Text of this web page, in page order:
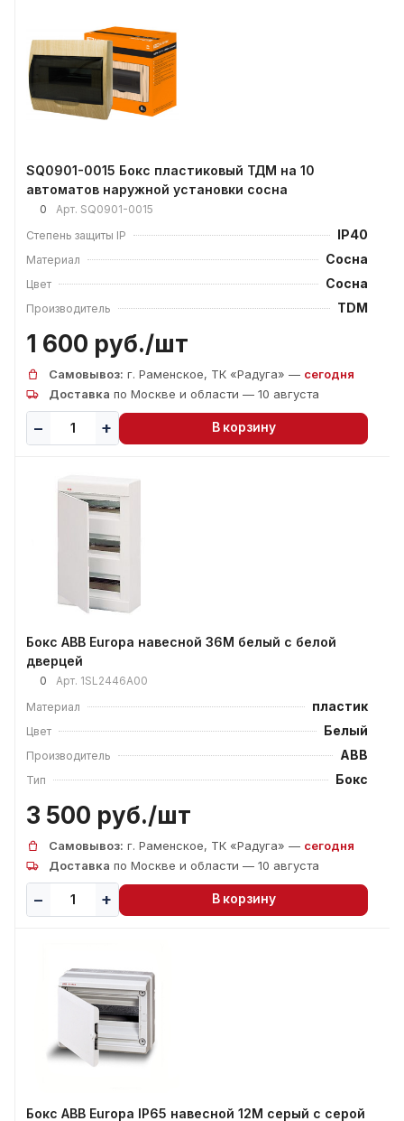
SQ0901-0015 Бокс пластиковый ТДМ на 10
автоматов наружной установки сосна
0 Арт. SQ0901-0015
Степень защиты IP
IP40
Материал Сосна
Цвет Сосна
Производитель TDM
1 600 руб./шт
Самовывоз: г. Раменское, ТК «Радуга» — сегодня
Доставка по Москве и области — 10 августа
В корзину
Бокс ABB Europa навесной 36М белый с белой
дверцей
0 Арт. 1SL2446А00
Материал
пластик
Цвет Белый
Производитель ABB
Тип Бокс
3 500 руб./шт
Самовывоз: г. Раменское, ТК «Радуга» — сегодня
Доставка по Москве и области — 10 августа
В корзину
Бокс ABB Europa IP65 навесной 12М серый с серой